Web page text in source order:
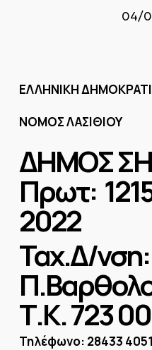
04/
ΕΛΛΗΝΙΚΗ
ΝΟΜΟΣ ΛΑΣΙΘΙΟΥ
ΔΗΜΟΣ
Πρωτ:
2022
Ταχ.Δ/νση:
Τ.Κ. 723
Τηλέφωνο: 28433